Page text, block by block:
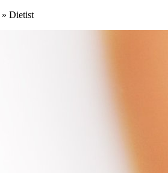
» Dietist